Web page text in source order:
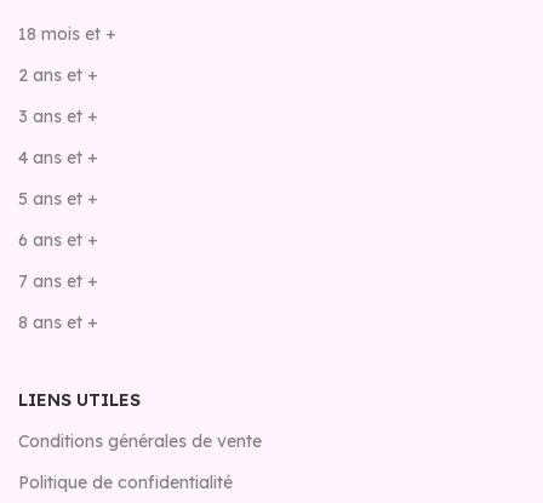
18 mois et +
2 ans et +
3 ans et +
4 ans et +
5 ans et +
6 ans et +
7 ans et +
8 ans et +
LIENS UTILES
Conditions générales de vente
Politique de confidentialité